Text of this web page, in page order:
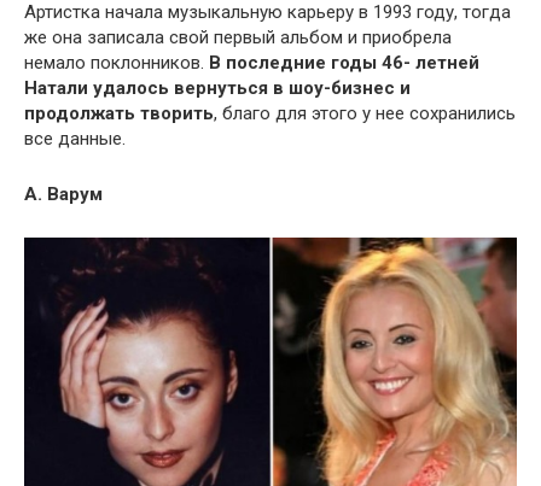
Артистка начала музыкальную карьеру в 1993 году, тогда
же она записала свой первый альбом и приобрела
немало поклонников. В последние годы 46- летней
Натали удалось вернуться в шоу-бизнес и
продолжать творить, благо для этого у нее сохранились
все данные.
А. Варум